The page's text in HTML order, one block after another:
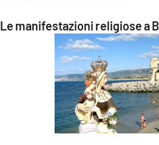
Le manifestazioni religiose a